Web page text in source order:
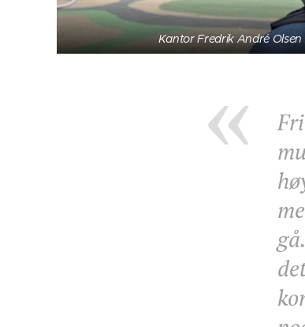
Kantor Fredrik André Olsen